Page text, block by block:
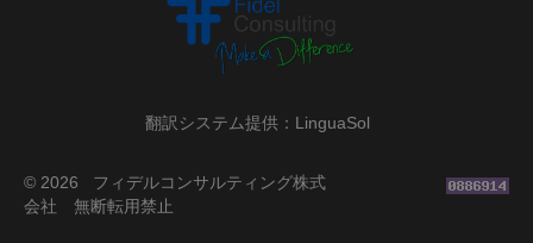
翻訳システム提供：LinguaSol
© 2026 フィデルコンサルティング株式
会社 無断転用禁止